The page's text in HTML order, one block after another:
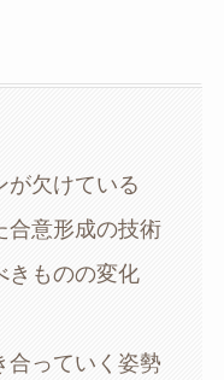
が欠けている
合意形成の技術
きものの変化
合っていく姿勢